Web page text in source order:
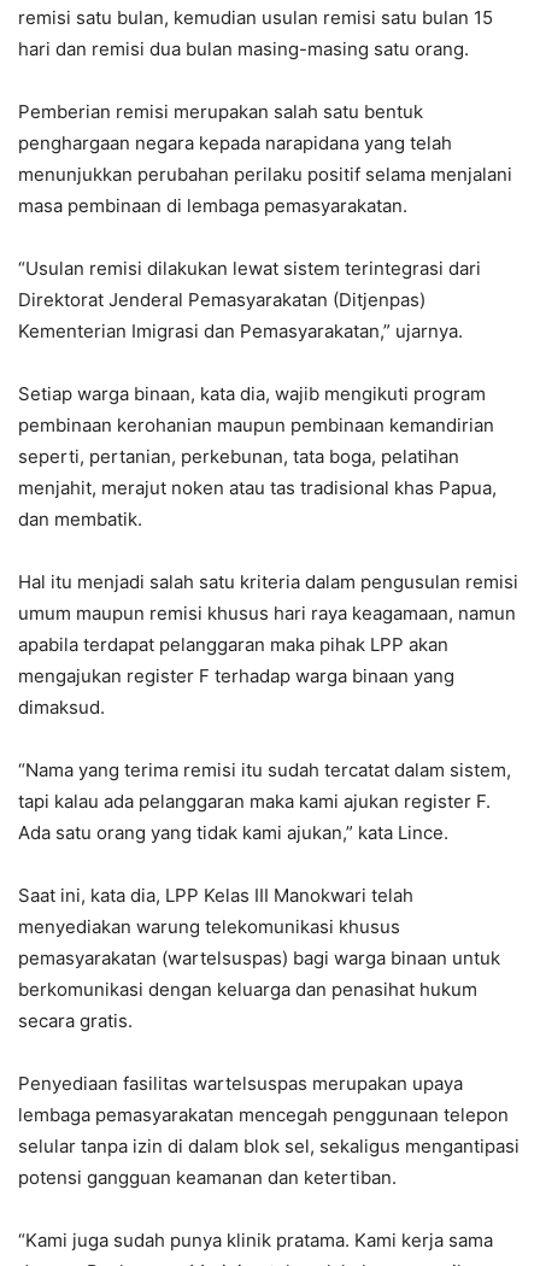
remisi satu bulan, kemudian usulan remisi satu bulan 15
hari dan remisi dua bulan masing-masing satu orang.
Pemberian remisi merupakan salah satu bentuk
penghargaan negara kepada narapidana yang telah
menunjukkan perubahan perilaku positif selama menjalani
masa pembinaan di lembaga pemasyarakatan.
“Usulan remisi dilakukan lewat sistem terintegrasi dari
Direktorat Jenderal Pemasyarakatan (Ditjenpas)
Kementerian Imigrasi dan Pemasyarakatan,” ujarnya.
Setiap warga binaan, kata dia, wajib mengikuti program
pembinaan kerohanian maupun pembinaan kemandirian
seperti, pertanian, perkebunan, tata boga, pelatihan
menjahit, merajut noken atau tas tradisional khas Papua,
dan membatik.
Hal itu menjadi salah satu kriteria dalam pengusulan remisi
umum maupun remisi khusus hari raya keagamaan, namun
apabila terdapat pelanggaran maka pihak LPP akan
mengajukan register F terhadap warga binaan yang
dimaksud.
“Nama yang terima remisi itu sudah tercatat dalam sistem,
tapi kalau ada pelanggaran maka kami ajukan register F.
Ada satu orang yang tidak kami ajukan,” kata Lince.
Saat ini, kata dia, LPP Kelas III Manokwari telah
menyediakan warung telekomunikasi khusus
pemasyarakatan (wartelsuspas) bagi warga binaan untuk
berkomunikasi dengan keluarga dan penasihat hukum
secara gratis.
Penyediaan fasilitas wartelsuspas merupakan upaya
lembaga pemasyarakatan mencegah penggunaan telepon
selular tanpa izin di dalam blok sel, sekaligus mengantipasi
potensi gangguan keamanan dan ketertiban.
“Kami juga sudah punya klinik pratama. Kami kerja sama